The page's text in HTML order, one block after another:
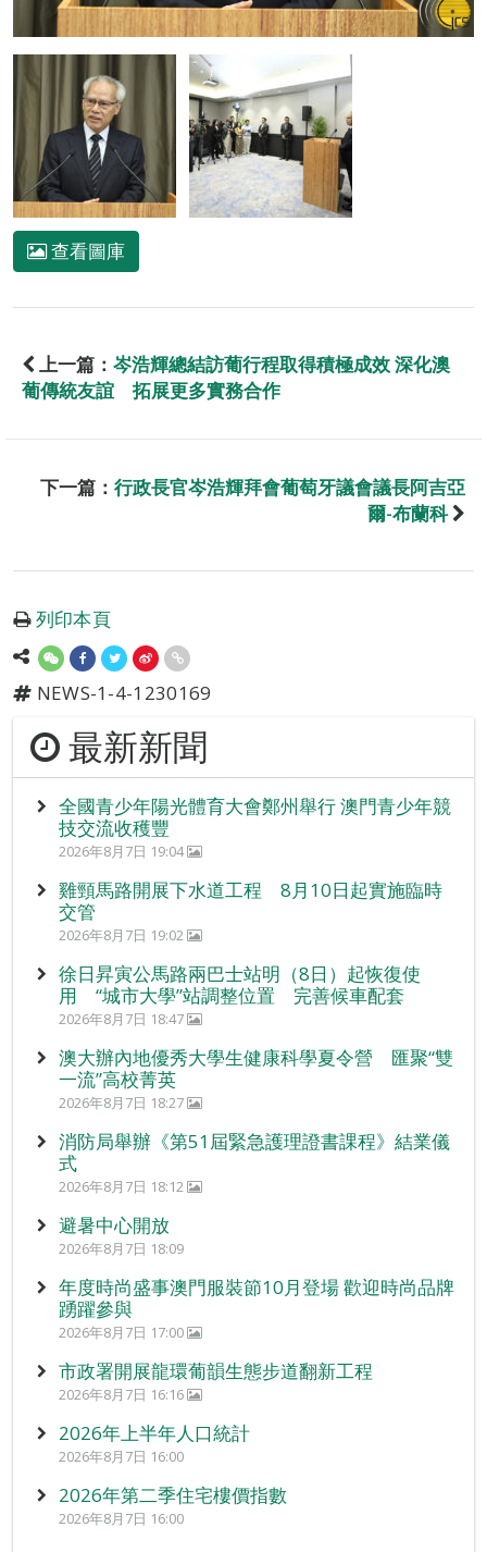
查看圖庫
上一篇： 岑浩輝總結訪葡行程取得積極成效 深化澳
葡傳統友誼 拓展更多實務合作
下一篇： 行政長官岑浩輝拜會葡萄牙議會議長阿吉亞
爾-布蘭科
列印本頁
NEWS-1-4-1230169
最新新聞
全國青少年陽光體育大會鄭州舉行 澳門青少年競
技交流收穫豐
2026年8月7日 19:04
雞頸馬路開展下水道工程 8月10日起實施臨時
交管
2026年8月7日 19:02
徐日昇寅公馬路兩巴士站明（8日）起恢復使
用 “城市大學”站調整位置 完善候車配套
2026年8月7日 18:47
澳大辦內地優秀大學生健康科學夏令營 匯聚“雙
一流”高校菁英
2026年8月7日 18:27
消防局舉辦《第51屆緊急護理證書課程》結業儀
式
2026年8月7日 18:12
避暑中心開放
2026年8月7日 18:09
年度時尚盛事澳門服裝節10月登場 歡迎時尚品牌
踴躍參與
2026年8月7日 17:00
市政署開展龍環葡韻生態步道翻新工程
2026年8月7日 16:16
2026年上半年人口統計
2026年8月7日 16:00
2026年第二季住宅樓價指數
2026年8月7日 16:00